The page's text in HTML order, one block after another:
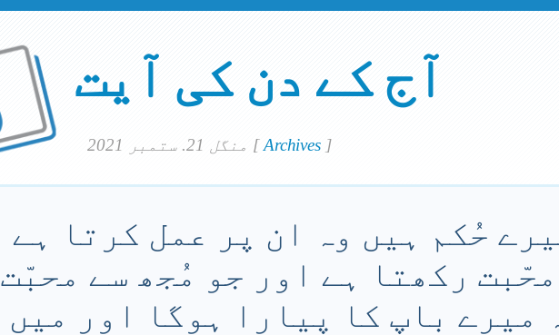
آج کے دن کی آیت
[Archives ]
حُکم ہیں وہ ان پر عمل کرتا ہے
رکھتا ہے اور جو مُجھ سے محبّت
میرے باپ کا پیارا ہوگا اور میں